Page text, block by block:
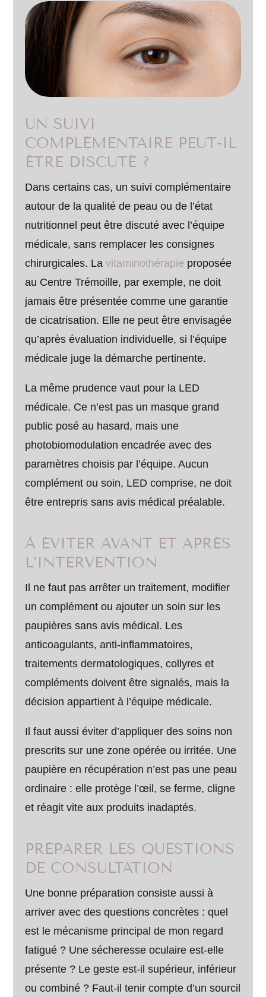
UN SUIVI
COMPLÉMENTAIRE PEUT-IL
ÊTRE DISCUTÉ ?
Dans certains cas, un suivi complémentaire
autour de la qualité de peau ou de l’état
nutritionnel peut être discuté avec l’équipe
médicale, sans remplacer les consignes
chirurgicales. Lavitaminothérapie proposée
au Centre Trémoille, par exemple, ne doit
jamais être présentée comme une garantie
de cicatrisation. Elle ne peut être envisagée
qu’après évaluation individuelle, si l’équipe
médicale juge la démarche pertinente.
La même prudence vaut pour la LED
médicale. Ce n’est pas un masque grand
public posé au hasard, mais une
photobiomodulation encadrée avec des
paramètres choisis par l’équipe. Aucun
complément ou soin, LED comprise, ne doit
être entrepris sans avis médical préalable.
À ÉVITER AVANT ET APRÈS
L’INTERVENTION
Il ne faut pas arrêter un traitement, modifier
un complément ou ajouter un soin sur les
paupières sans avis médical. Les
anticoagulants, anti-inflammatoires,
traitements dermatologiques, collyres et
compléments doivent être signalés, mais la
décision appartient à l’équipe médicale.
Il faut aussi éviter d’appliquer des soins non
prescrits sur une zone opérée ou irritée. Une
paupière en récupération n’est pas une peau
ordinaire : elle protège l’œil, se ferme, cligne
et réagit vite aux produits inadaptés.
PRÉPARER LES QUESTIONS
DE CONSULTATION
Une bonne préparation consiste aussi à
arriver avec des questions concrètes : quel
est le mécanisme principal de mon regard
fatigué ? Une sécheresse oculaire est-elle
présente ? Le geste est-il supérieur, inférieur
ou combiné ? Faut-il tenir compte d’un sourcil